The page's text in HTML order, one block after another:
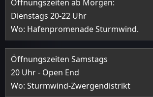
Öffnungszeiten ab Morgen:
Dienstags 20-22 Uhr
Wo: Hafenpromenade Sturmwind.
Öffnungszeiten Samstags
20 Uhr - Open End
Wo: Sturmwind-Zwergendistrikt